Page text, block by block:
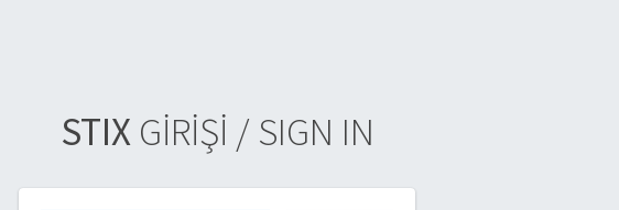
STIXGİRİŞİ / SIGN IN